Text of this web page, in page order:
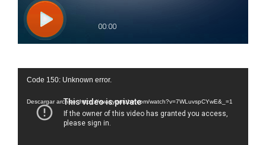
Reproductor
vídeo
Code 150: Unknown error.
Descargar archivo: https://www.youtube.com/watch?v=7WLuvspCYwE&_=1